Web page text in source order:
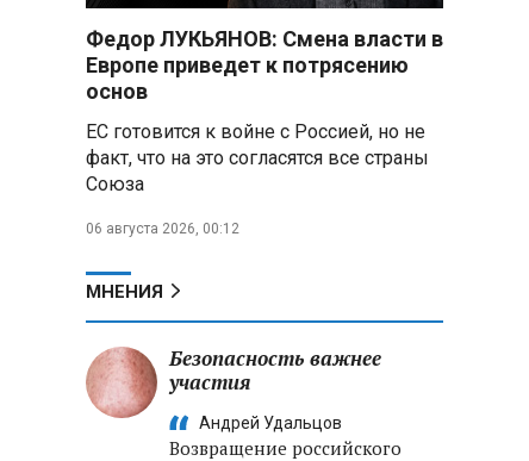
Противодействие
мошенничеству и миграционная
политика — приоритеты работы
Госдумы
Владимир Путин запросил у
военного командования оценки
крупные кадровые
Минобороны РФ: новые
военно-строительные
подразделения будут возводить
стратегические объекты по всей
Федор ЛУКЬЯНОВ: Смена власти в
Европе приведет к потрясению
основ
ЕС готовится к войне с Россией, но не
факт, что на это согласятся все страны
Союза
06 августа 2026, 00:12
МНЕНИЯ
Безопасность важнее
участия
Андрей Удальцов
Возвращение российского